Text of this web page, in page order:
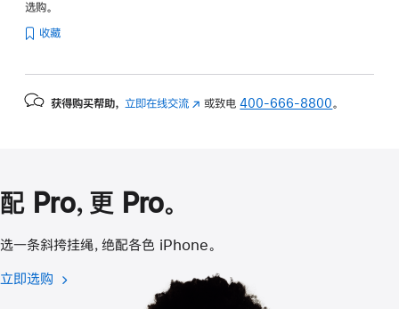
选购。
收藏
获得购买帮助， 立即在线交流 (在 或致电400-666-8800。
配 Pro，更 Pro。
选一条斜挎挂绳，绝配各色 iPhone。
立即选购
斜